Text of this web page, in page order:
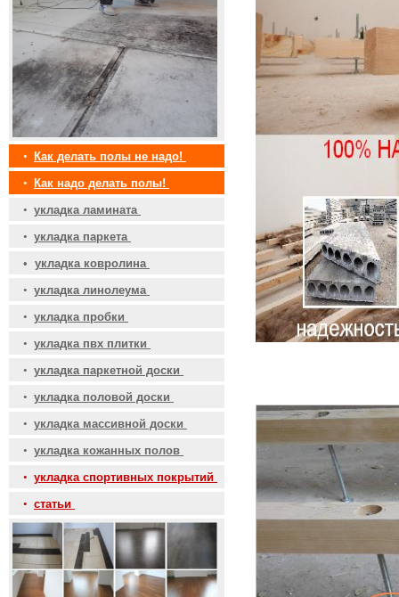
•
Как делать полы не надо!
•
Как надо делать полы!
• укладка ламината
• укладка паркета
• укладка ковролина
• укладка линолеума
• укладка пробки
• укладка пвх плитки
• укладка паркетной доски
• укладка половой доски
• укладка массивной доски
• укладка кожанных полов
• укладка спортивных покрытий
• статьи